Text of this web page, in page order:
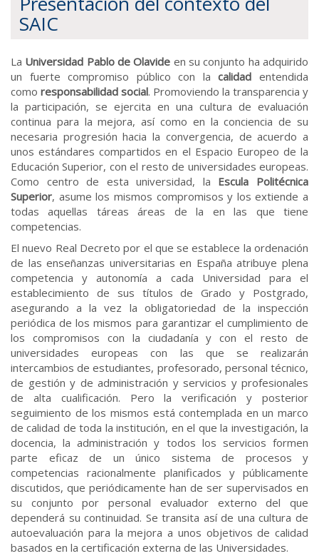
SAIC
La Universidad Pablo de Olavide en su conjunto ha adquirido
un fuerte compromiso público con lacalidad entendida
como responsabilidad social. Promoviendo la transparencia y
la participación, se ejercita en una cultura de evaluación
continua para la mejora, así como en la conciencia de su
necesaria progresión hacia la convergencia, de acuerdo a
unos estándares compartidos en el Espacio Europeo de la
Educación Superior, con el resto de universidades europeas.
Como centro de esta universidad, la Escula Politécnica
Superior, asume los mismos compromisos y los extiende a
todas aquellas táreas áreas de la en las que tiene
competencias.
El nuevo Real Decreto por el que se establece la ordenación
de las enseñanzas universitarias en España atribuye plena
competencia y autonomía a cada Universidad para el
establecimiento de sus títulos de Grado y Postgrado,
asegurando a la vez la obligatoriedad de la inspección
periódica de los mismos para garantizar el cumplimiento de
los compromisos con la ciudadanía y con el resto de
universidades europeas con las que se realizarán
intercambios de estudiantes, profesorado, personal técnico,
de gestión y de administración y servicios y profesionales
de alta cualificación. Pero la verificación y posterior
seguimiento de los mismos está contemplada en un marco
de calidad de toda la institución, en el que la investigación, la
docencia, la administración y todos los servicios formen
parte eficaz de un único sistema de procesos y
competencias racionalmente planificados y públicamente
discutidos, que periódicamente han de ser supervisados en
su conjunto por personal evaluador externo del que
dependerá su continuidad. Se transita así de una cultura de
autoevaluación para la mejora a unos objetivos de calidad
basados en la certificación externa de las Universidades.